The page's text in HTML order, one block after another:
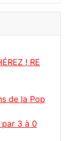
! RE
de la Pop
3 à 0